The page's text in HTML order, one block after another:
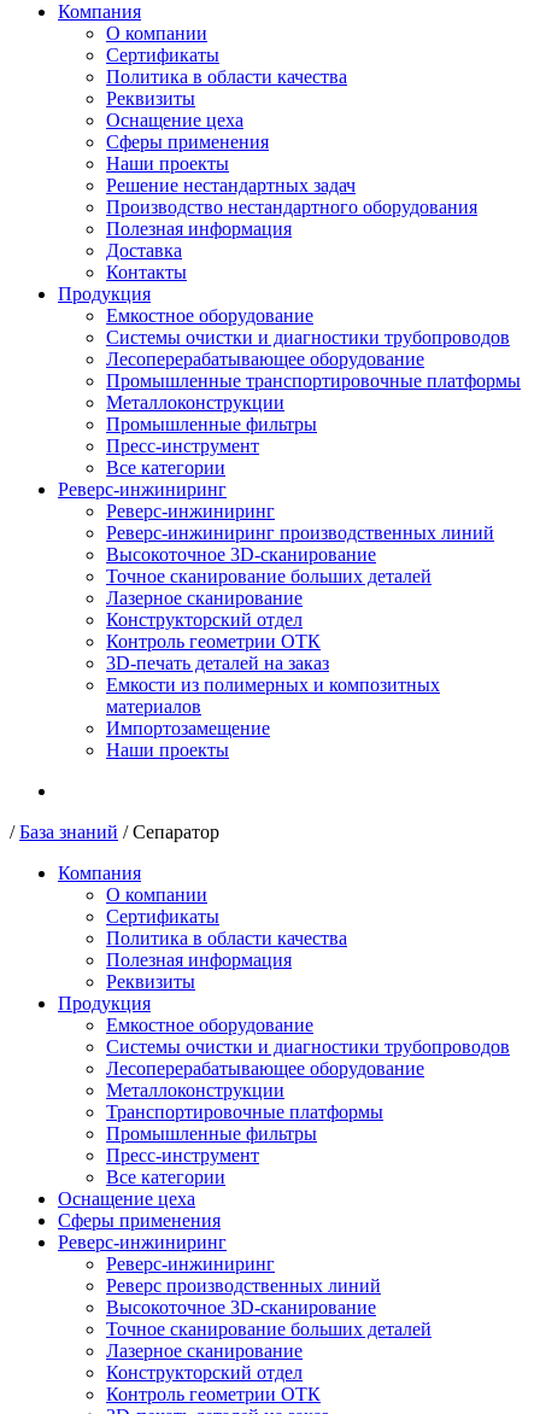
Компания
О компании
Сертификаты
Политика в области качества
Реквизиты
Оснащение цеха
Сферы применения
Наши проекты
Решение нестандартных задач
Производство нестандартного оборудования
Полезная информация
Доставка
Контакты
Продукция
Емкостное оборудование
Системы очистки и диагностики трубопроводов
Лесоперерабатывающее оборудование
Промышленные транспортировочные платформы
Металлоконструкции
Промышленные фильтры
Пресс-инструмент
Все категории
Реверс-инжиниринг
Реверс-инжиниринг
Реверс-инжиниринг производственных линий
Высокоточное 3D-сканирование
Точное сканирование больших деталей
Лазерное сканирование
Конструкторский отдел
Контроль геометрии ОТК
3D-печать деталей на заказ
Емкости из полимерных и композитных
материалов
Импортозамещение
Наши проекты
/База знаний /Сепаратор
Компания
О компании
Сертификаты
Политика в области качества
Полезная информация
Реквизиты
Продукция
Емкостное оборудование
Системы очистки и диагностики трубопроводов
Лесоперерабатывающее оборудование
Металлоконструкции
Транспортировочные платформы
Промышленные фильтры
Пресс-инструмент
Все категории
Оснащение цеха
Сферы применения
Реверс-инжиниринг
Реверс-инжиниринг
Реверс производственных линий
Высокоточное 3D-сканирование
Точное сканирование больших деталей
Лазерное сканирование
Конструкторский отдел
Контроль геометрии ОТК